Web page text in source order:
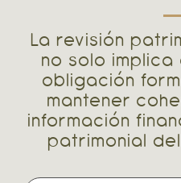
La revisión
no solo implica
obligación
mantener
información
patrimonial